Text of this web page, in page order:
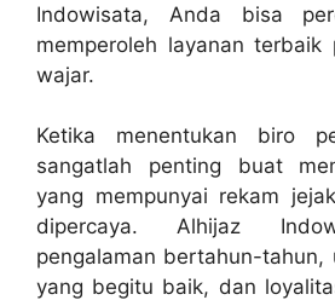
Indowisata, Anda bisa
memperoleh layanan terbaik
wajar.
Ketika menentukan biro
sangatlah penting buat
yang mempunyai rekam
dipercaya. Alhijaz
pengalaman bertahun-tahun,
yang begitu baik, dan